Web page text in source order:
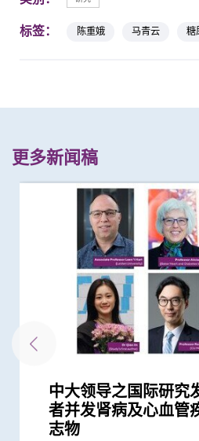
标签： 陈重娥 马青云 糖
更多新闻稿
中大领导之国际研究
者并发肾病及心血管
志物
中大发现新基因标记
冠心病风险 凸显糖
力
中大发现年轻糖尿病
的终生风险高达90%
近70%
中大研究显示DNA端
糖尿病患者肾功能衰
研究
中大研究显示糖尿病
生率正下降 唯年轻
见改善
中大研究发现「DNA
有效生物标记 能识
病风险的糖尿病人
中文大学与上海交通
中国人糖尿病的基因
研究
中大教授陈重娥获颁
奖」 成为本港首名
病教研最高荣誉
「赛马会年轻糖尿支
糖尿病年青患者提供
数据显示有效管控血
与牛津大学十年研究
个华人糖尿预后预测
研究
中大医学院揭示可发
介入治疗 可加强二
预防2型糖尿病疗效
中大研究发现2型糖
及经济造成重大损失
为严重
中大医学院跨国合作
华人群体的「1型糖
分」工具 大幅提升糖
中大证NT-proBNP有
患者并发心血管病及
研究
中大利用大数据成功
精准预测老年糖尿病
严重低血糖的风险
中大研究显示现实中
患者能成功透过早期
停药
中大领导的跨国研究
尿病病人患上心血管
势将改写临床指引
中大成功研发新演算
病变 简单抽血即可
糖尿病患者的肾脏问题
新计划启动 支援年
健康推广计划
中大调查发现半数香
摄取超标
研究
中大研究显示持续服
降低 2型糖尿病晚期
并发症的风险
中大全球首证血糖波
尿病患者有较高患癌
一类常用降血压药物
中大医学院领导国际
糖尿病的新症发病率
研究
中大医学院马青云教
究协会表扬研究成就
奖项及荣誉
中大医学院与阿斯利
肾病研究 制订全球
策略
中大医学院两名杰出
会颁发「裘槎优秀医
奖项及荣誉
患有多囊卵巢综合症
风险是非患病人士的
研究
中大医学院陈重娥教
表扬在糖尿病研究及
奖项及荣誉
中大研究发现每6位
现肾功能急剧下降
研究
中大建议所有孕妇作
试 全港两成孕妇患
其子女糖尿病风险为
中大研究指朋侪关顾
扰之糖尿患者住院百
研究
中大发现糖尿患者患
人的两倍 倡以一分
尿患者的精神健康状况
中大研究显示年轻及
罹患糖尿病风险 吁
确诊期减并发症机会
中大成立崭新 ITECH
推动健康经济分析及
研究
中大开展为期四年
9,000名成年人士 以
尿病的高风险群组
中大医学院长达近20
妊娠糖尿及怀孕期血
女的长期健康风险
中大医学院一期临床
年 完成逾150项早期
症及糖尿病患者确立
中大医学院建立国际
推动香港成为大湾区
里程碑
中大证实「医健通」
糖尿病自我管理
研究
中大研究显示空气污
安全地透过定期运动
研究
中大医学院联同全球
作四年 为《刺针》
合策略
中大发现糖尿病或为
因素 研究有助了解
研究
中大研究警示怀孕妇
研究
中大研究发现每5名
因脂肪肝引致严重肝
研究
中大研究发现囊性纤
的原因
研究
中大研究指六成糖尿
佳 中医耳穴疗法有
控制血糖
中大成功研发全自动
系统 有助糖尿病患者
研究